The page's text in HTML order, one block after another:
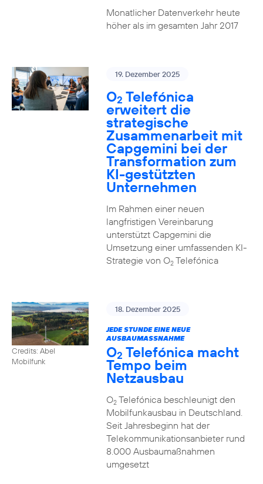
Monatlicher Datenverkehr heute
höher als im gesamten Jahr 2017
19. Dezember 2025
O2 Telefónica
erweitert die
strategische
Zusammenarbeit mit
Capgemini bei der
Transformation zum
KI-gestützten
Unternehmen
Im Rahmen einer neuen
langfristigen Vereinbarung
unterstützt Capgemini die
Umsetzung einer umfassenden KI-
Strategie von O2Telefónica
Credits: Abel
Mobilfunk
18. Dezember 2025
JEDE STUNDE EINE NEUE
AUSBAUMASSNAHME
O2 Telefónica macht
Tempo beim
Netzausbau
O2Telefónica beschleunigt den
Mobilfunkausbau in Deutschland.
Seit Jahresbeginn hat der
Telekommunikationsanbieter rund
8.000 Ausbaumaßnahmen
umgesetzt